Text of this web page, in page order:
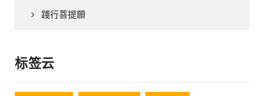
踐行菩提願
标签云